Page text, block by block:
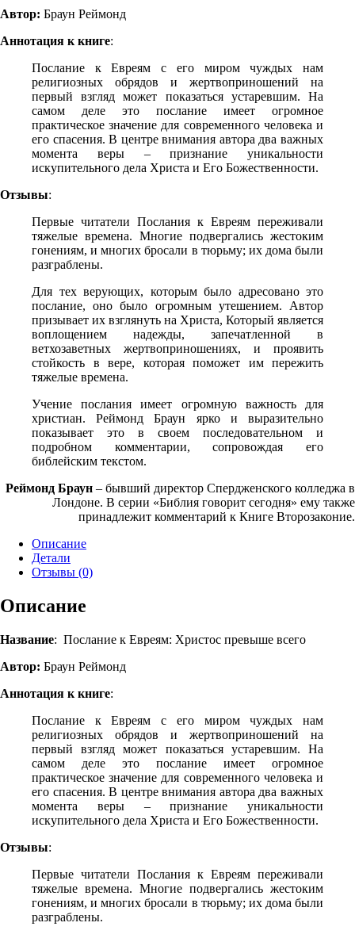
Автор: Браун Реймонд
Аннотация к книге:
Послание к Евреям с его миром чуждых нам
религиозных обрядов и жертвоприношений на
первый взгляд может показаться устаревшим. На
самом деле это послание имеет огромное
практическое значение для современного человека и
его спасения. В центре внимания автора два важных
момента веры – признание уникальности
искупительного дела Христа и Его Божественности.
Отзывы:
Первые читатели Послания к Евреям переживали
тяжелые времена. Многие подвергались жестоким
гонениям, и мно­гих бросали в тюрьму; их дома были
разграблены.
Для тех верующих, которым было адресовано это
посла­ние, оно было огромным утешением. Автор
призывает их взглянуть на Христа, Который является
воплощением надеж­ды, запечатленной в
ветхозаветных жертвоприношениях, и проявить
стойкость в вере, которая поможет им пережить
тяжелые времена.
Учение послания имеет огромную важность для
христиан. Реймонд Браун ярко и выразительно
показывает это в своем последовательном и
подробном комментарии, сопровождая его
библейским текстом.
Реймонд Браун – бывший директор Спердженского кол­леджа в
Лондоне. В серии «Библия говорит сегодня» ему также
принадлежит комментарий к Книге Второзаконие.
Описание
Детали
Отзывы (0)
Описание
Название: Послание к Евреям: Христос превыше всего
Автор: Браун Реймонд
Аннотация к книге:
Послание к Евреям с его миром чуждых нам
религиозных обрядов и жертвоприношений на
первый взгляд может показаться устаревшим. На
самом деле это послание имеет огромное
практическое значение для современного человека и
его спасения. В центре внимания автора два важных
момента веры – признание уникальности
искупительного дела Христа и Его Божественности.
Отзывы:
Первые читатели Послания к Евреям переживали
тяжелые времена. Многие подвергались жестоким
гонениям, и мно­гих бросали в тюрьму; их дома были
разграблены.